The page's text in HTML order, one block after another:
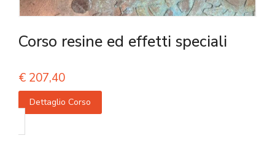
Corso resine ed effetti speciali
€ 207,40
Dettaglio Corso